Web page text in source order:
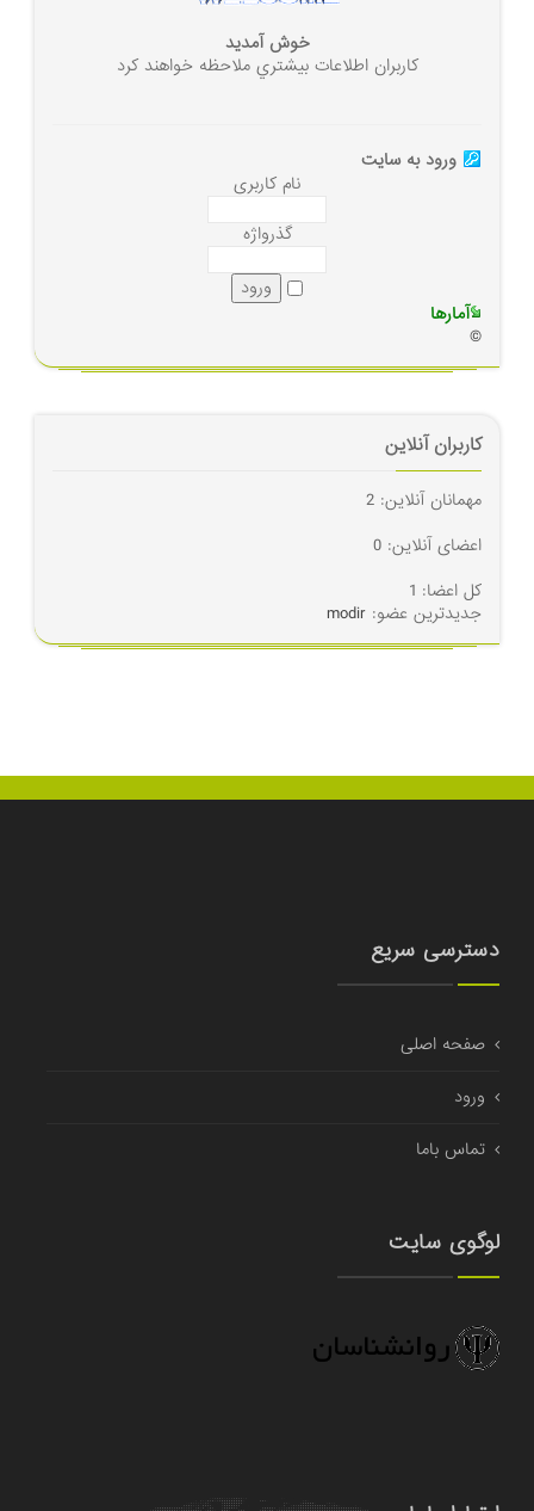
خوش آمديد
كاربران اطلاعات بيشتري ملاحظه خواهند كرد
ورود به سايت
نام کاربری
گذرواژه
آمارها
©
کاربران آنلاین
مهمانان آنلاین: 2
اعضای آنلاین: 0
کل اعضا: 1
جدیدترین عضو: modir
دسترسی سریع
صفحه اصلی
ورود
تماس باما
لوگوی سایت